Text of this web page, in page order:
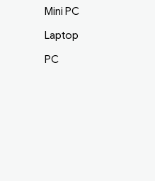
Mini PC
Laptop
PC